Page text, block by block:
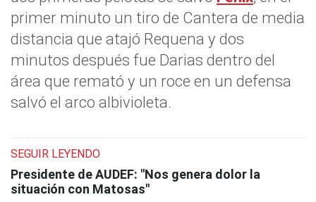
primer minuto un tiro de Cantera de media
distancia que atajó Requena y dos
minutos después fue Darias dentro del
área que remató y un roce en un defensa
salvó el arco albivioleta.
SEGUIR LEYENDO
Presidente de AUDEF: "Nos genera dolor la
situación con Matosas"